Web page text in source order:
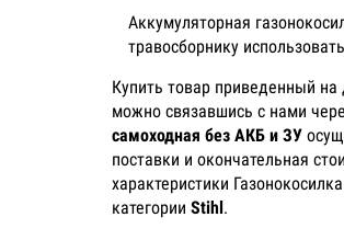
Аккумуляторная
травосборнику
Купить товар приведенный на
можно связавшись с нами
самоходная без АКБ и ЗУ
поставки и окончательная
характеристики
категории Stihl.